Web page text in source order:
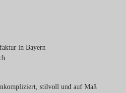
in Bayern
stilvoll und auf Maß